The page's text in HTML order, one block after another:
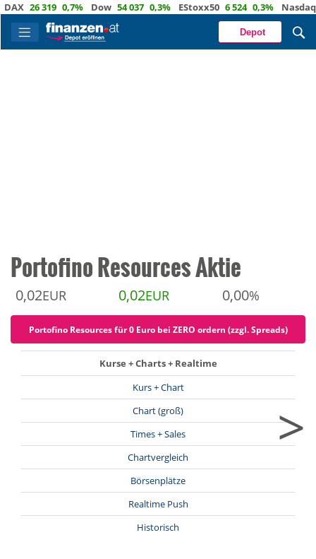
26 319 0,7% Dow 54 037 0,3% EStoxx50 6 524 0,3% Nasdaq 29
Depot
Portofino Resources Aktie
0,02EUR 0,02EUR 0,00%
Portofino Resources für 0 Euro bei ZERO ordern (zzgl. Spreads)
Kurse + Charts + Realtime
Kurs + Chart
Chart (groß)
Times + Sales
Chartvergleich
Börsenplätze
Realtime Push
Historisch
>